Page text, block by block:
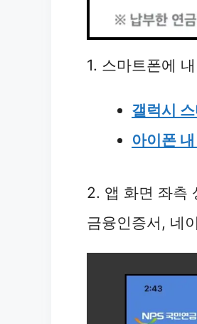
1. 스마트폰에
갤럭시
아이폰
2. 앱 화면 좌측
금융인증서, 네